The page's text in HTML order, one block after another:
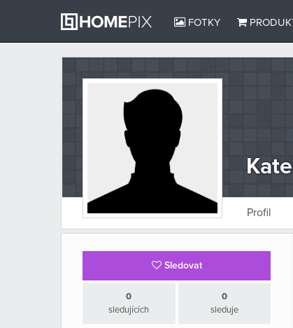
FOTKY
Profil
Sledovat
0
sledujících
0
sleduje